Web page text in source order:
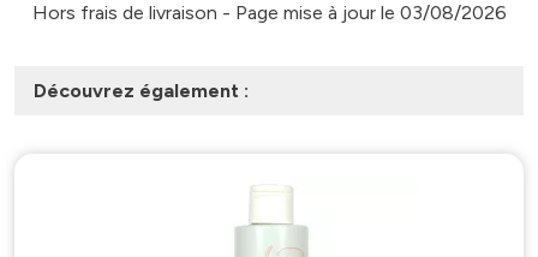
Hors frais de livraison - Page mise à jour le 03/08/2026
Découvrez également :